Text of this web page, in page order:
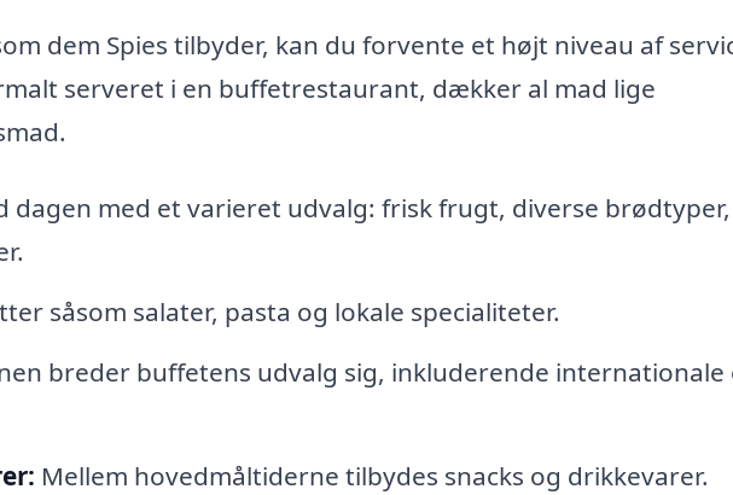
dem Spies tilbyder, kan du forvente et højt niveau af
serveret i en buffetrestaurant, dækker al mad lige
dagen med et varieret udvalg: frisk frugt, diverse brødtyper,
såsom salater, pasta og lokale specialiteter.
breder buffetens udvalg sig, inkluderende internationale
Mellem hovedmåltiderne tilbydes snacks og drikkevarer.